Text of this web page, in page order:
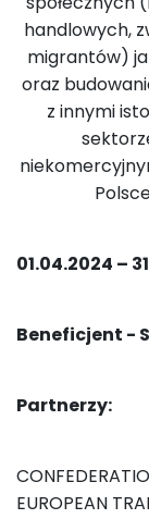
handlowych,
migrantów)
oraz
z innymi
01.04.2024 –
Beneficjent -
Partnerzy:
EUROPEAN